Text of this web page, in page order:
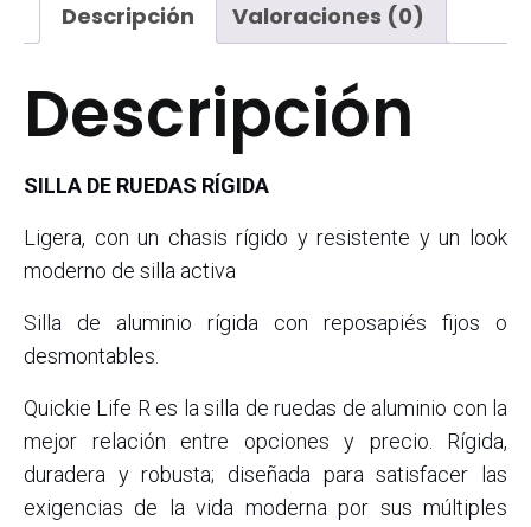
Descripción Valoraciones (0)
Descripción
SILLA DE RUEDAS RÍGIDA
Ligera, con un chasis rígido y resistente y un look
moderno de silla activa
Silla de aluminio rígida con reposapiés fijos o
desmontables.
Quickie Life R es la silla de ruedas de aluminio con la
mejor relación entre opciones y precio. Rígida,
duradera y robusta; diseñada para satisfacer las
exigencias de la vida moderna por sus múltiples